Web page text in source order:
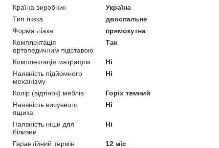
Країна виробник
Україна
Тип ліжка
двоспальне
Форма ліжка
прямокутна
Комплектація
ортопедичним підставою
Так
Комплектація матрацом
Ні
Наявність підйомного
механізму
Ні
Колір (відтінок) меблів
Горіх темний
Наявність висувного
ящика
Ні
Наявність ніши для
білизни
Ні
Гарантійний термін 12 міс